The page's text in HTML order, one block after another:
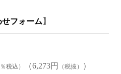
せフォーム 】
％税込） （6,273円 （税抜） ）